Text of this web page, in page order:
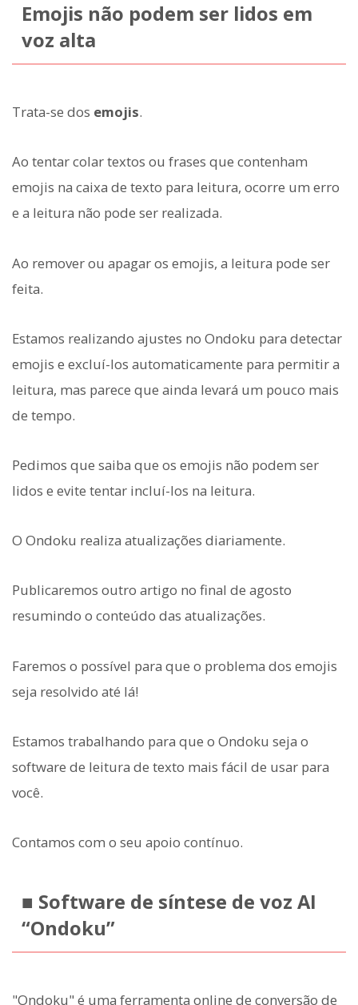
Emojis não podem ser lidos em
voz alta
Trata-se dos emojis.
Ao tentar colar textos ou frases que contenham
emojis na caixa de texto para leitura, ocorre um erro
e a leitura não pode ser realizada.
Ao remover ou apagar os emojis, a leitura pode ser
feita.
Estamos realizando ajustes no Ondoku para detectar
emojis e excluí-los automaticamente para permitir a
leitura, mas parece que ainda levará um pouco mais
de tempo.
Pedimos que saiba que os emojis não podem ser
lidos e evite tentar incluí-los na leitura.
O Ondoku realiza atualizações diariamente.
Publicaremos outro artigo no final de agosto
resumindo o conteúdo das atualizações.
Faremos o possível para que o problema dos emojis
seja resolvido até lá!
Estamos trabalhando para que o Ondoku seja o
software de leitura de texto mais fácil de usar para
você.
Contamos com o seu apoio contínuo.
■ Software de síntese de voz AI
“Ondoku”
"Ondoku" é uma ferramenta online de conversão de